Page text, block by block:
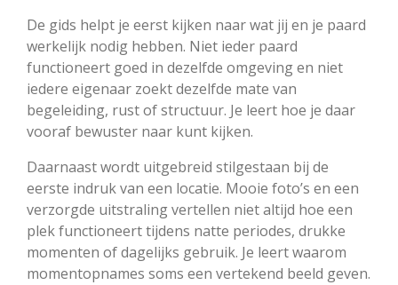
De gids helpt je eerst kijken naar wat jij en je paard
werkelijk nodig hebben. Niet ieder paard
functioneert goed in dezelfde omgeving en niet
iedere eigenaar zoekt dezelfde mate van
begeleiding, rust of structuur. Je leert hoe je daar
vooraf bewuster naar kunt kijken.
Daarnaast wordt uitgebreid stilgestaan bij de
eerste indruk van een locatie. Mooie foto’s en een
verzorgde uitstraling vertellen niet altijd hoe een
plek functioneert tijdens natte periodes, drukke
momenten of dagelijks gebruik. Je leert waarom
momentopnames soms een vertekend beeld geven.